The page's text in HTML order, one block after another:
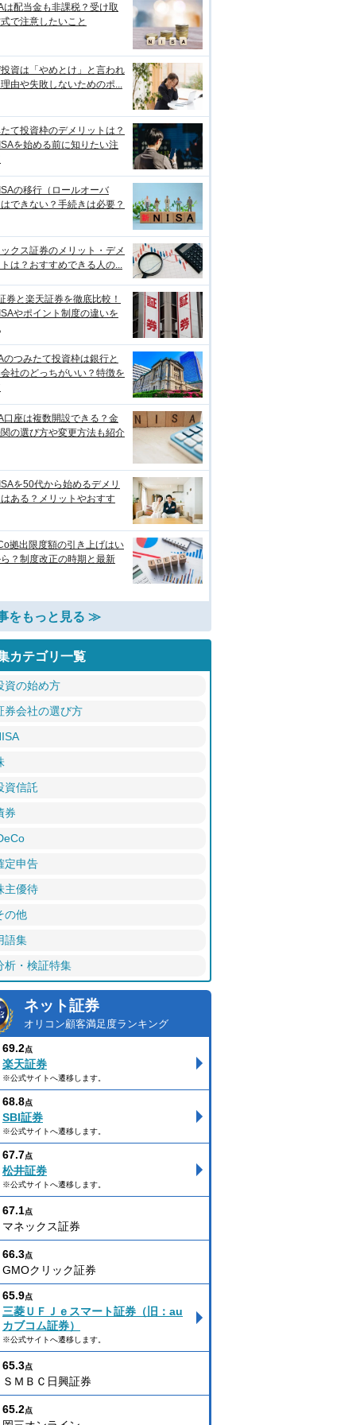
は配当金も非課税？受け取
で注意したいこと
資は「やめとけ」と言われ
由や失敗しないためのポ...
て投資枠のデメリットは？
を始める前に知りたい注
の移行（ロールオーバ
できない？手続きは必要？
クス証券のメリット・デメ
は？おすすめできる人の...
券と楽天証券を徹底比較！
やポイント制度の違いを
のつみたて投資枠は銀行と
社のどっちがいい？特徴を
口座は複数開設できる？金
の選び方や変更方法も紹介
を50代から始めるデメリ
はある？メリットやおすす
拠出限度額の引き上げはい
？制度改正の時期と最新
をもっと見る ≫
カテゴリ一覧
資の始め方
券会社の選び方
資信託
券
定申告
主優待
の他
語集
析・検証特集
ネット証券
オリコン顧客満足度ランキング
69.2点
楽天証券
※公式サイトへ遷移します。
68.8点
SBI証券
※公式サイトへ遷移します。
67.7点
松井証券
※公式サイトへ遷移します。
67.1点
マネックス証券
66.3点
GMOクリック証券
65.9点
三菱ＵＦＪｅスマート証券（旧：au
カブコム証券）
※公式サイトへ遷移します。
65.3点
ＳＭＢＣ日興証券
65.2点